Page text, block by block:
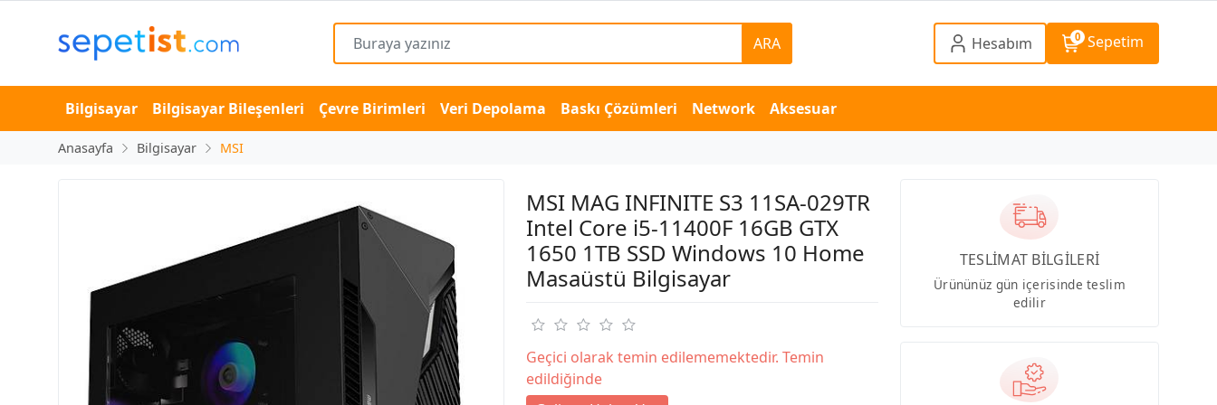
ARA Hesabım 0 Sepetim
Bilgisayar Bilgisayar Bileşenleri Çevre Birimleri Veri Depolama Baskı Çözümleri Network Aksesuar
Anasayfa Bilgisayar MSI
MSI MAG INFINITE S3 11SA-029TR
Intel Core i5-11400F 16GB GTX
1650 1TB SSD Windows 10 Home
Masaüstü Bilgisayar
Geçici olarak temin edilememektedir. Temin
edildiğinde
TESLİMAT BİLGİLERİ
Ürününüz gün içerisinde teslim
edilir